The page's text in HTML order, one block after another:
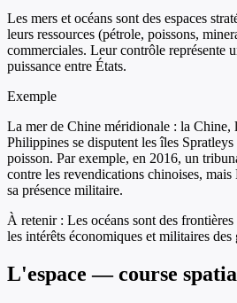
Les mers et océans sont des espaces
leurs ressources (pétrole, poissons,
commerciales. Leur contrôle représente
puissance entre États.
Exemple
La mer de Chine méridionale : la Chine,
Philippines se disputent les îles
poisson. Par exemple, en 2016, un
contre les revendications chinoises,
sa présence militaire.
À retenir : Les océans sont des
les intérêts économiques et militaires des
L'espace — course